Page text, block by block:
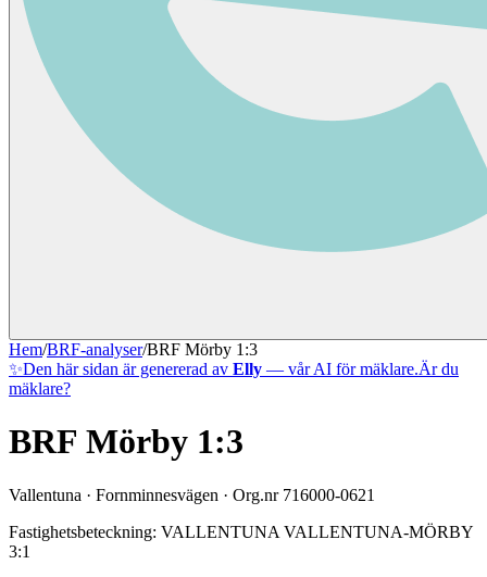
Hem/BRF-analyser/BRF Mörby 1:3
✨Den här sidan är genererad av Elly — vår AI för mäklare.Är du
mäklare?
BRF Mörby 1:3
Vallentuna · Fornminnesvägen · Org.nr 716000-0621
Fastighetsbeteckning: VALLENTUNA VALLENTUNA-MÖRBY
3:1